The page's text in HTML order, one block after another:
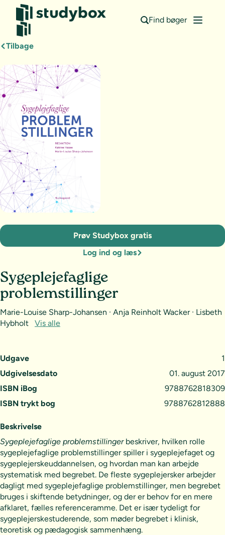
Find bøger
Tilbage
Udgave
1
Udgivelsesdato
01. august 2017
ISBN iBog
9788762818309
ISBN trykt bog
9788762812888
Sygeplejefaglige
problemstillinger
Marie-Louise Sharp-Johansen · Anja Reinholt Wacker · Lisbeth
Hybholt
Vis alle
Prøv Studybox gratis
Log ind og læs
Beskrivelse
Sygeplejefaglige problemstillingerbeskriver, hvilken rolle
sygeplejefaglige problemstillinger spiller i sygeplejefaget og
sygeplejerskeuddannelsen, og hvordan man kan arbejde
systematisk med begrebet. De fleste sygeplejersker arbejder
dagligt med sygeplejefaglige problemstillinger, men begrebet
bruges i skiftende betydninger, og der er behov for en mere
afklaret, fælles referenceramme. Det er især tydeligt for
sygeplejerskestuderende, som møder begrebet i klinisk,
teoretisk og pædagogisk sammenhæng.